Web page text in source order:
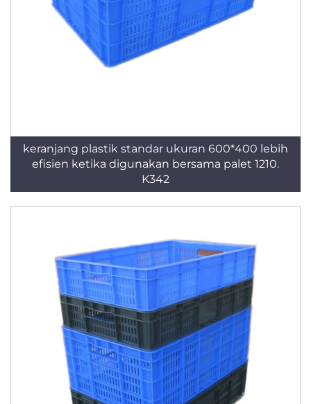
keranjang plastik standar ukuran 600*400 lebih
efisien ketika digunakan bersama palet 1210.
K342